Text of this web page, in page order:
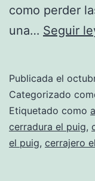
como perder
una… Seguir
Publicada el
Categorizado
Etiquetado como
cerradura el puig,
el puig, cerrajero